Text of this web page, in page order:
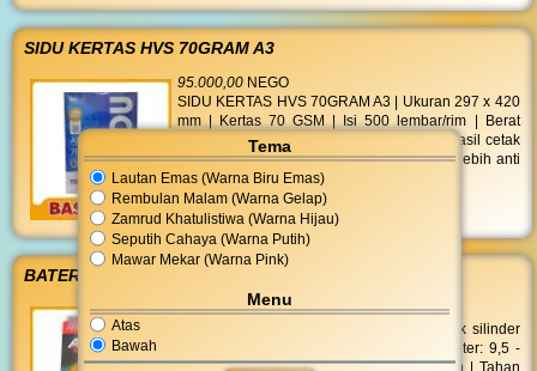
Tema
Lautan Emas (Warna Biru Emas)
Rembulan Malam (Warna Gelap)
Zamrud Khatulistiwa (Warna Hijau)
Seputih Cahaya (Warna Putih)
Mawar Mekar (Warna Pink)
Menu
Atas
Bawah
SIDU KERTAS HVS 70GRAM A3
95.000,00 NEGO
SIDU KERTAS HVS 70GRAM A3 | Ukuran 297 x 420
mm | Kertas 70 GSM | Isi 500 lembar/rim | Berat
4366 gr | Putih polos cerah dan bersih | Hasil cetak
kontras tajam | Extra tebal ramah di printer lebih anti
macet dibanding merk lain
BATERAI ALKALINE AAA 2S
14.000,00NEGO
ABC Alkaline LR-03 MP AAA 2'S berbentuk silinder
dengan tinggi maximum 44,5 mm | Diameter: 9,5 -
10,5 mm | Daya: 1,5 volt | Jumlah: 2 buah | Tahan